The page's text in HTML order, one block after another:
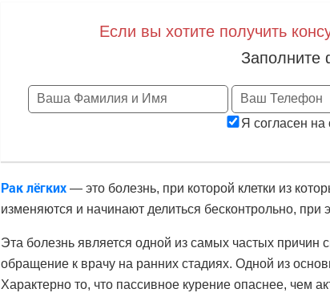
Если вы хотите получить
Заполните
Я согласен на
Рак лёгких — это болезнь, при которой клетки из
изменяются и начинают делиться бесконтрольно, при
Эта болезнь является одной из самых частых причин
обращение к врачу на ранних стадиях. Одной из
Характерно то, что пассивное курение опаснее, чем